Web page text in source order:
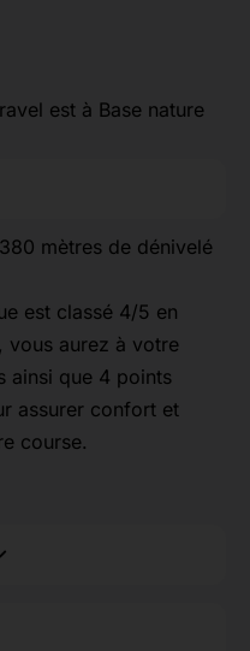
est à Base nature
mètres de dénivelé
est classé 4/5 en
vous aurez à votre
ainsi que 4 points
assurer confort et
course.